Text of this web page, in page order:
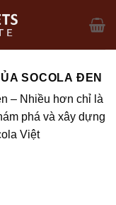
SOCOLA ĐEN
– Nhiều hơn chỉ là
phá và xây dựng
Việt